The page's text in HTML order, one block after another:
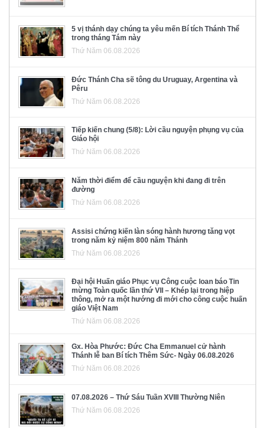
5 vị thánh dạy chúng ta yêu mến Bí tích Thánh Thể
trong tháng Tám này
Thứ Năm 06.08.2026
Đức Thánh Cha sẽ tông du Uruguay, Argentina và
Pêru
Thứ Năm 06.08.2026
Tiếp kiến chung (5/8): Lời cầu nguyện phụng vụ của
Giáo hội
Thứ Năm 06.08.2026
Năm thời điểm để cầu nguyện khi đang đi trên
đường
Thứ Năm 06.08.2026
Assisi chứng kiến làn sóng hành hương tăng vọt
trong năm kỷ niệm 800 năm Thánh
Thứ Năm 06.08.2026
Đại hội Huấn giáo Phục vụ Công cuộc loan báo Tin
mừng Toàn quốc lần thứ VII – Khép lại trong hiệp
thông, mở ra một hướng đi mới cho công cuộc huấn
giáo Việt Nam
Thứ Năm 06.08.2026
Gx. Hòa Phước: Đức Cha Emmanuel cử hành
Thánh lễ ban Bí tích Thêm Sức- Ngày 06.08.2026
Thứ Năm 06.08.2026
07.08.2026 – Thứ Sáu Tuần XVIII Thường Niên
Thứ Năm 06.08.2026